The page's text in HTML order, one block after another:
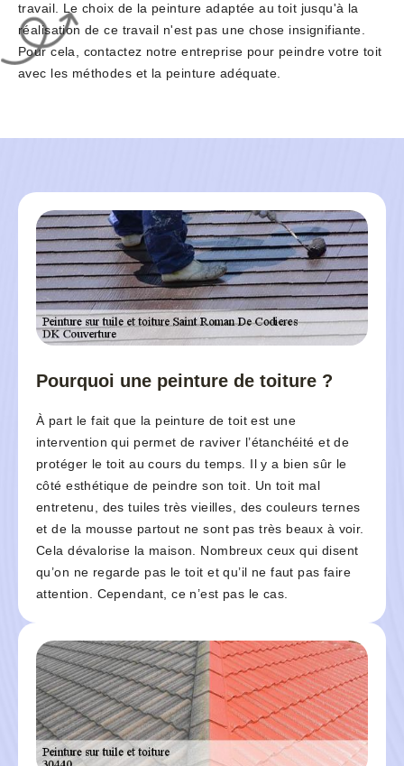
travail. Le choix de la peinture adaptée au toit jusqu'à la
réalisation de ce travail n'est pas une chose insignifiante.
Pour cela, contactez notre entreprise pour peindre votre toit
avec les méthodes et la peinture adéquate.
Pourquoi une peinture de toiture ?
À part le fait que la peinture de toit est une
intervention qui permet de raviver l’étanchéité et de
protéger le toit au cours du temps. Il y a bien sûr le
côté esthétique de peindre son toit. Un toit mal
entretenu, des tuiles très vieilles, des couleurs ternes
et de la mousse partout ne sont pas très beaux à voir.
Cela dévalorise la maison. Nombreux ceux qui disent
qu’on ne regarde pas le toit et qu’il ne faut pas faire
attention. Cependant, ce n’est pas le cas.